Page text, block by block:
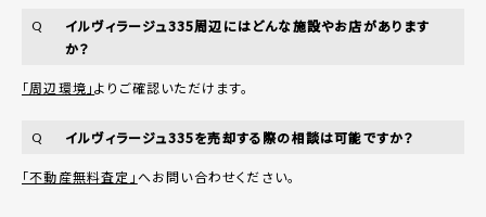
Q
イルヴィラージュ335周辺にはどんな施設やお店があります
か？
「周辺環境」よりご確認いただけます。
Q イルヴィラージュ335を売却する際の相談は可能ですか？
「不動産無料査定」へお問い合わせください。